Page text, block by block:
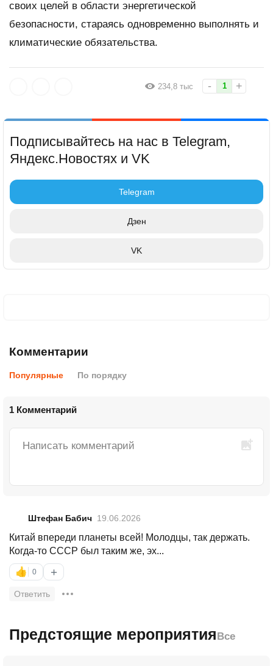
своих целей в области энергетической
безопасности, стараясь одновременно выполнять и
климатические обязательства.
- 1 +
234,8 тыс
Подписывайтесь на нас в Telegram,
Яндекс.Новостях и VK
Telegram
Дзен
VK
Комментарии
Популярные По порядку
1 Комментарий
Штефан Бабич 19.06.2026
Китай впереди планеты всей! Молодцы, так держать.
Когда-то СССР был таким же, эх...
👍 0 +
Ответить
Предстоящие мероприятияВсе